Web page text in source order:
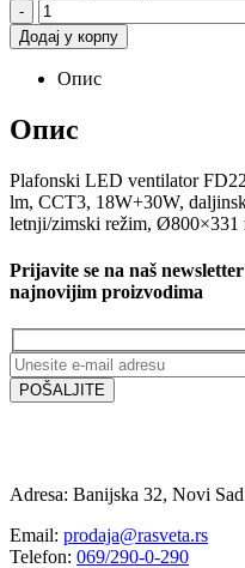
-
Додај у корпу
Опис
Опис
Plafonski LED ventilator
lm, CCT3, 18W+30W,
letnji/zimski režim, Ø800×331
Prijavite se na naš
najnovijim proizvodima
Adresa: Banijska 32, Novi Sad
Email: prodaja@rasveta.rs
Telefon: 069/290-0-290